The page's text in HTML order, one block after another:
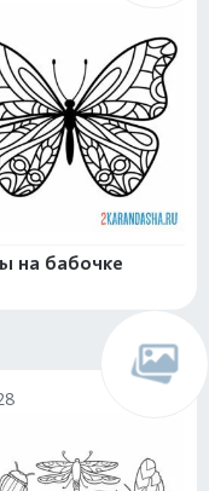
на бабочке